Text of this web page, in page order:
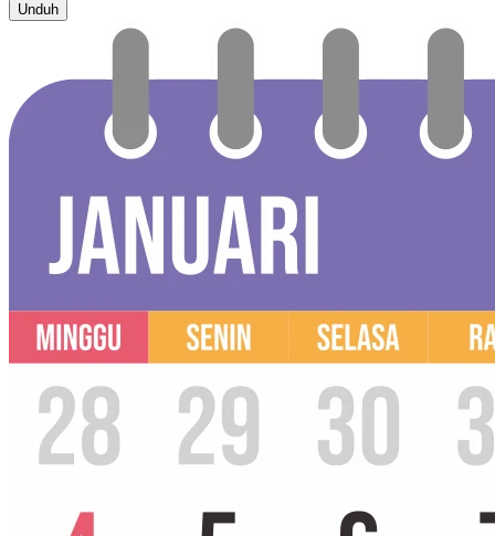
Unduh